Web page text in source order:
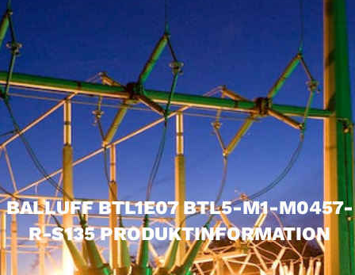
BALLUFF BTL1E07 BTL5-M1-M0457-
R-S135 PRODUKTINFORMATION